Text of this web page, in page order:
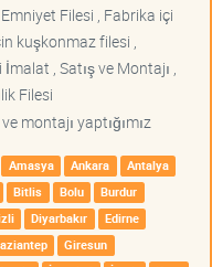
Filesi , Fabrika içi
kuşkonmaz filesi ,
, Satış ve Montajı ,
Filesi
montajı yaptığımız
Amasya Ankara
Antalya
Bitlis Bolu
Burdur
Diyarbakır
Edirne
Giresun